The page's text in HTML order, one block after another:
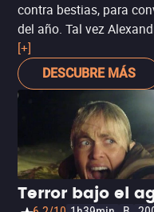
contra bestias, para
del año. Tal vez
brutalidad que lo
despertar del miedo’,
algo de ese impacto. La
espectador; es simple
rápido y ese es su
su ritmo veloz la hacen
pesar de desarrollarse
el ridículo. Vale la
al borde del asiento.
[+]
DESCUBRE MÁS
Terror bajo el